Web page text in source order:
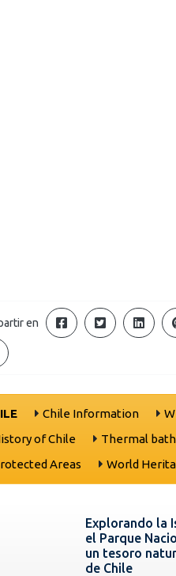
en
Chile Information
of Chile
Thermal
Areas
World
Explorando la
el Parque
un tesoro
de Chile